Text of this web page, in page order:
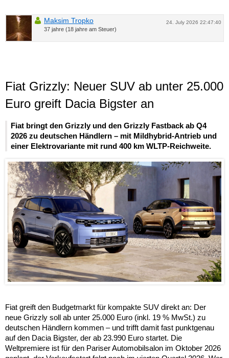
24. July 2026 22:47:40
Maksim Tropko
37 jahre (18 jahre am Steuer)
Fiat Grizzly: Neuer SUV ab unter 25.000
Euro greift Dacia Bigster an
Fiat bringt den Grizzly und den Grizzly Fastback ab Q4
2026 zu deutschen Händlern – mit Mildhybrid-Antrieb und
einer Elektrovariante mit rund 400 km WLTP-Reichweite.
Fiat greift den Budgetmarkt für kompakte SUV direkt an: Der
neue Grizzly soll ab unter 25.000 Euro (inkl. 19 % MwSt.) zu
deutschen Händlern kommen – und trifft damit fast punktgenau
auf den Dacia Bigster, der ab 23.990 Euro startet. Die
Weltpremiere ist für den Pariser Automobilsalon im Oktober 2026